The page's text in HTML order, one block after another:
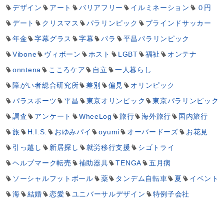
デザイン
アート バリアフリー イルミネーション
０円
デート
クリスマス パラリンピック
ブラインドサッカー
年金
字幕グラス 字幕 パラ
平昌パラリンピック
Vibone
ヴィボーン ホスト LGBT 福祉
オンテナ
onntena
こころケア 自立
一人暮らし
障がい者総合研究所
差別 偏見
オリンピック
パラスポーツ
平昌 東京オリンピック
東京パラリンピック
調査
アンケート WheeLog 旅行 海外旅行
国内旅行
旅
H.I.S. おゆみパイ oyumi オーバードーズ
お花見
引っ越し
新居探し 就労移行支援
シゴトライ
ヘルプマーク転売
補助器具 TENGA
五月病
ソーシャルフットボール
薬 タンデム自転車 夏
イベント
海
結婚 恋愛 ユニバーサルデザイン
特例子会社